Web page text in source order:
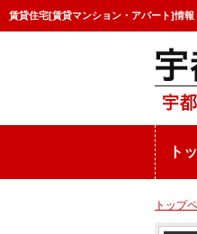
賃貸住宅[賃貸マンション・アパート]情報
ト
トップ